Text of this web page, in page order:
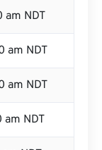
am NDT
am NDT
am NDT
am NDT